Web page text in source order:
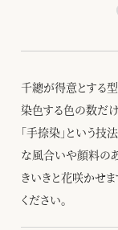
千總が得意とする
染色する色の数だ
「手捺染」という
な風合いや顔料の
きいきと花咲かせ
ください。